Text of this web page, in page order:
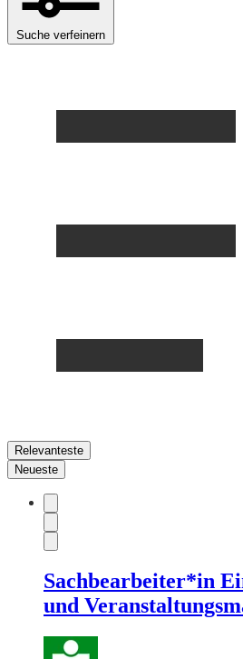
Suche verfeinern
Relevanteste
Neueste
Sachbearbeiter*in
und